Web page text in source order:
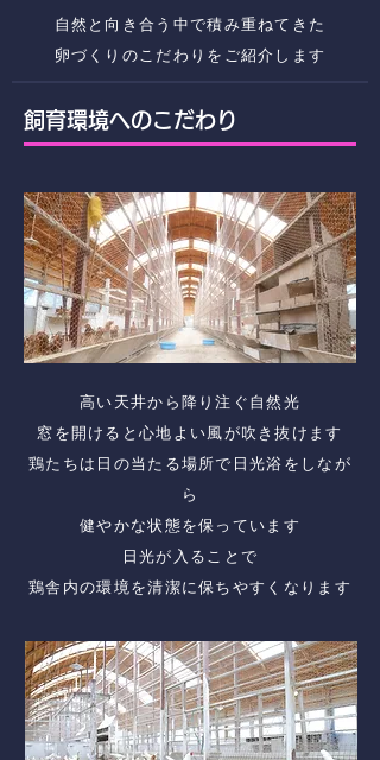
自然と向き合う中で積み重ねてきた
卵づくりのこだわりをご紹介します
飼育環境へのこだわり
高い天井から降り注ぐ自然光
窓を開けると心地よい風が吹き抜けます
鶏たちは日の当たる場所で日光浴をしなが
ら
健やかな状態を保っています
日光が入ることで
鶏舎内の環境を清潔に保ちやすくなります